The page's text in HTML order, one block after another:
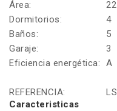
Área:
Dormitorios:
4
Baños:
5
Garaje:
3
Eficiencia energética:
A
REFERENCIA:
Caracteristicas